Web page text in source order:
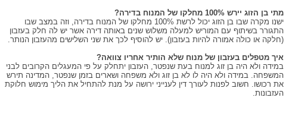
מתי בן הזוג יירש 100% מחלקו של המנוח בדירה?
ישנו מקרה שבו בן הזוג יכול לרשת 100% מחלקו של המנוח בדירה, וזה במצב שבו
התגורר בשיתוף עם המוריש למעלה משלוש שנים באותה דירה אשר יש לה חלק בעזבון
(חלקה או כולה אמורה להיות בעזבון). יש להוסיף לכך את שני השלישים מהעזבון הנותר.
איך מטפלים בעזבון של מנוח שלא הותיר אחריו צוואה?
במידה ולא היה בן זוג למנוח בעת שנפטר, העזבון יתחלק על פי המעגלים הקרובים לבני
המשפחה. במידה ולא היה לו לא בן זוג ולא משפחה ושארים בזמן שנפטר, המדינה תירש
את רכושו. חשוב לפנות לעורך דין לענייני ירושה על מנת להתחיל את הליך מימוש חלוקת
העזבונות.